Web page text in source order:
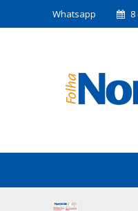
Whatsapp